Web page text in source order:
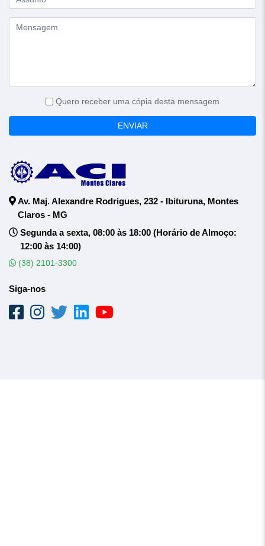
Quero receber uma cópia desta mensagem
ENVIAR
Av. Maj. Alexandre Rodrigues, 232 - Ibituruna, Montes
Claros - MG
Segunda a sexta, 08:00 às 18:00 (Horário de Almoço:
12:00 às 14:00)
(38) 2101-3300
Siga-nos